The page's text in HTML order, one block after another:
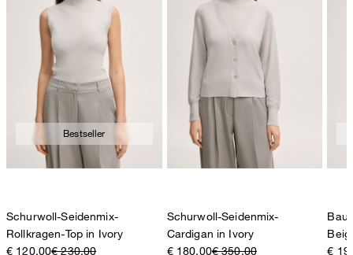
Bestseller
Schurwoll-Seidenmix-
Rollkragen-Top in Ivory
€ 120,00€ 230,00
Schurwoll-Seidenmix-
Cardigan in Ivory
€ 180,00€ 350,00
€